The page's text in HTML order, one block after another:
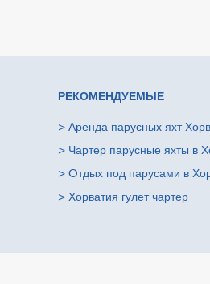
РЕКОМЕНДУЕМЫЕ
> Аренда парусных яхт
> Чартер парусные яхты в
> Oтдых под парусами в
> Хорватия гулет чартер